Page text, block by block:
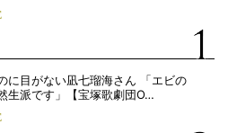
に目がない凪七瑠海さん 「エビの
生派です」【宝塚歌劇団O…